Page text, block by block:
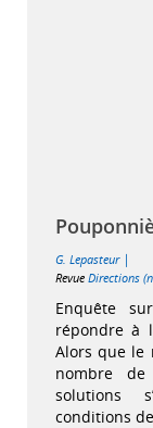
G. Lepasteur |
Revue Directions
Enquête
répondre à
Alors que le
nombre
solutions
conditions